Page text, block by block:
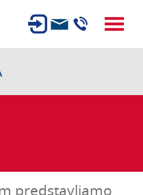
predstavljamo